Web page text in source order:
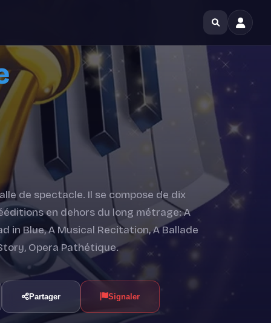
de spectacle. Il se compose de dix
en dehors du long métrage: A
in Blue, A Musical Recitation, A Ballade
Opera Pathétique.
Partager Signaler